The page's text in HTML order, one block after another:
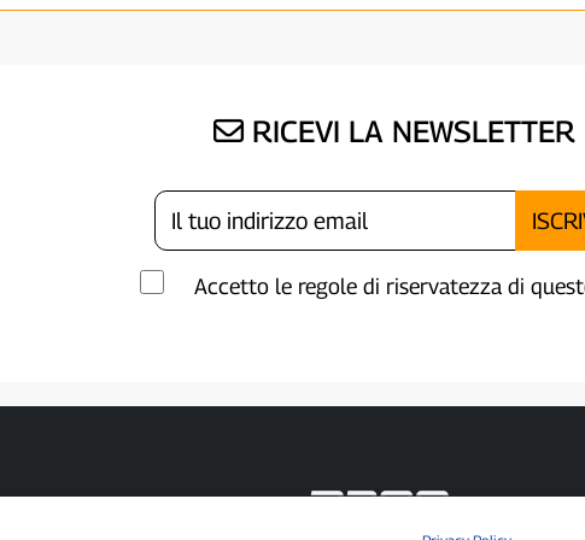
RICEVI LA NEWSLETTER
Accetto le regole di riservatezza di